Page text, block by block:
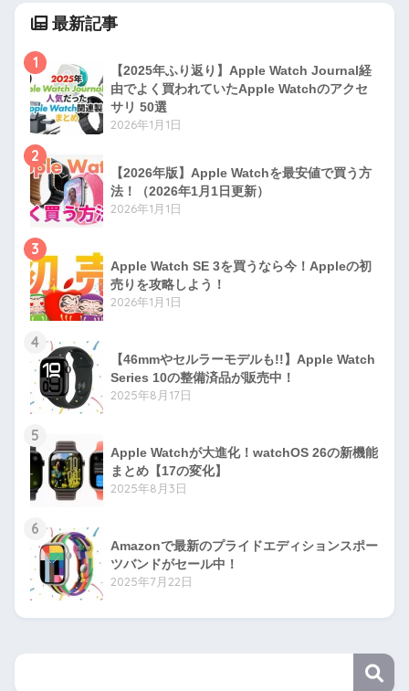
最新記事
1
【2025年ふり返り】Apple Watch Journal経
由でよく買われていたApple Watchのアクセ
サリ 50選
2026年1月1日
2
【2026年版】Apple Watchを最安値で買う方
法！（2026年1月1日更新）
2026年1月1日
3
Apple Watch SE 3を買うなら今！Appleの初
売りを攻略しよう！
2026年1月1日
4
【46mmやセルラーモデルも!!】Apple Watch
Series 10の整備済品が販売中！
2025年8月17日
5
Apple Watchが大進化！watchOS 26の新機能
まとめ【17の変化】
2025年8月3日
6
Amazonで最新のプライドエディションスポー
ツバンドがセール中！
2025年7月22日